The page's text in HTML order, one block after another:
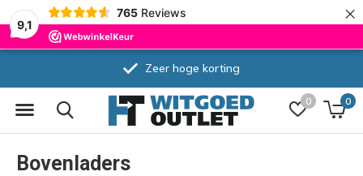
9,1
765 Reviews ×
0 0
Zeer hoge korting
Bovenladers